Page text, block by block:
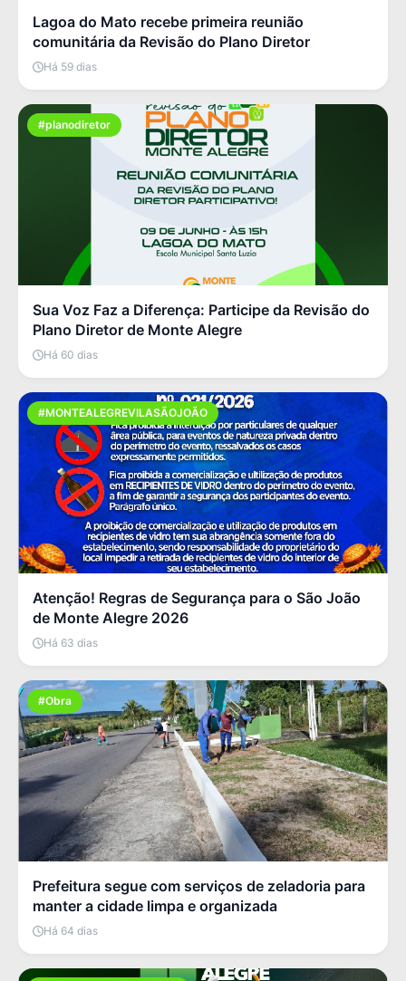
Lagoa do Mato recebe primeira reunião
comunitária da Revisão do Plano Diretor
Há 59 dias
#planodiretor
Sua Voz Faz a Diferença: Participe da Revisão do
Plano Diretor de Monte Alegre
Há 60 dias
#MONTEALEGREVILASÃOJOÃO
Atenção! Regras de Segurança para o São João
de Monte Alegre 2026
Há 63 dias
#Obra
Prefeitura segue com serviços de zeladoria para
manter a cidade limpa e organizada
Há 64 dias